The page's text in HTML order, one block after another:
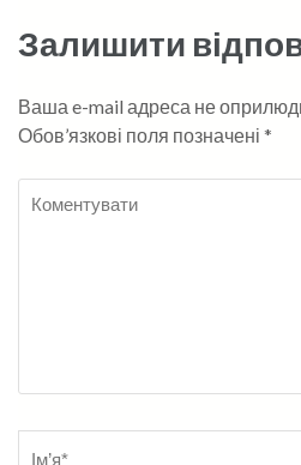
Залишити
Ваша e-mail адреса не
Обов’язкові поля позначені *